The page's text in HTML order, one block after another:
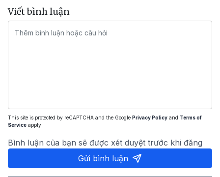
Viết bình luận
This site is protected by reCAPTCHA and the Google Privacy Policy and Terms of
Service apply.
Bình luận của bạn sẽ được xét duyệt trước khi đăng
Gửi bình luận